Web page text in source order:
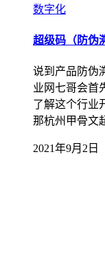
数字化
超级码（防伪
说到产品防伪
业网七哥会首
了解这个行业
那杭州甲骨文
2021年9月2日